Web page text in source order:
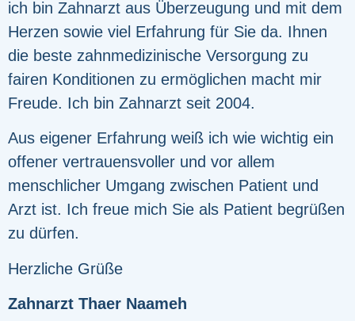
ich bin Zahnarzt aus Überzeugung und mit dem
Herzen sowie viel Erfahrung für Sie da. Ihnen
die beste zahnmedizinische Versorgung zu
fairen Konditionen zu ermöglichen macht mir
Freude. Ich bin Zahnarzt seit 2004.
Aus eigener Erfahrung weiß ich wie wichtig ein
offener vertrauensvoller und vor allem
menschlicher Umgang zwischen Patient und
Arzt ist. Ich freue mich Sie als Patient begrüßen
zu dürfen.
Herzliche Grüße
Zahnarzt Thaer Naameh